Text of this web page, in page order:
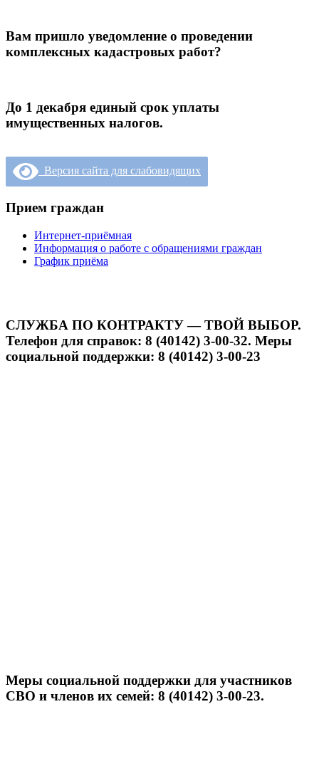
Вам пришло уведомление о проведении
комплексных кадастровых работ?
До 1 декабря единый срок уплаты
имущественных налогов.
Версия сайта для слабовидящих
Прием граждан
Интернет-приёмная
Информация о работе с обращениями граждан
График приёма
СЛУЖБА ПО КОНТРАКТУ — ТВОЙ ВЫБОР.
Телефон для справок: 8 (40142) 3-00-32. Меры
социальной поддержки: 8 (40142) 3-00-23
Меры социальной поддержки для участников
СВО и членов их семей: 8 (40142) 3-00-23.